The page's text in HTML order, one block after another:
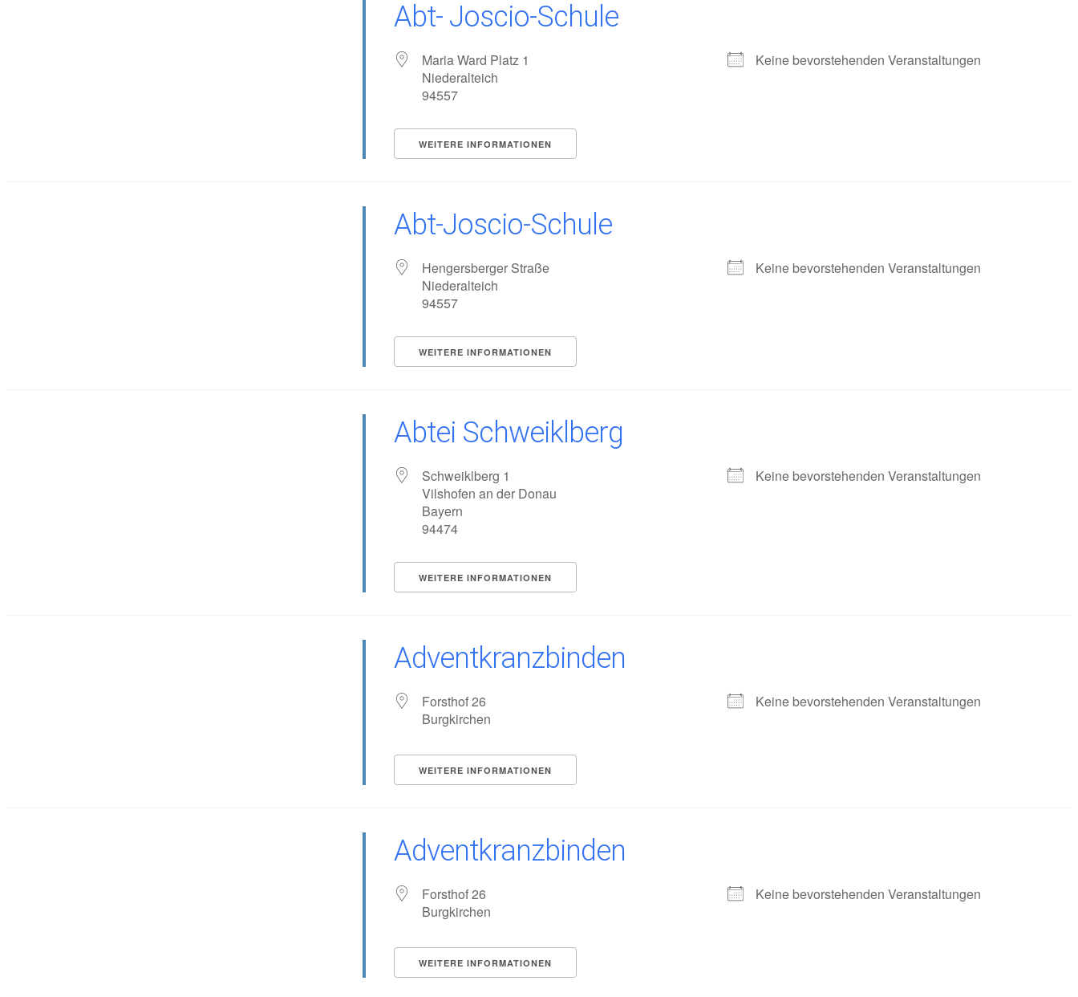
Abt- Joscio-Schule
Maria Ward Platz 1
Niederalteich
94557
Keine bevorstehenden Veranstaltungen
WEITERE INFORMATIONEN
Abt-Joscio-Schule
Hengersberger Straße
Niederalteich
94557
Keine bevorstehenden Veranstaltungen
WEITERE INFORMATIONEN
Abtei Schweiklberg
Schweiklberg 1
Vilshofen an der Donau
Bayern
94474
Keine bevorstehenden Veranstaltungen
WEITERE INFORMATIONEN
Adventkranzbinden
Forsthof 26
Burgkirchen
Keine bevorstehenden Veranstaltungen
WEITERE INFORMATIONEN
Adventkranzbinden
Forsthof 26
Burgkirchen
Keine bevorstehenden Veranstaltungen
WEITERE INFORMATIONEN